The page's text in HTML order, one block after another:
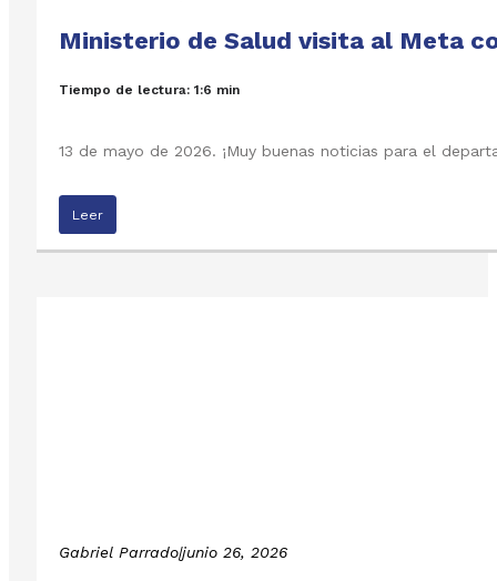
Ministerio de Salud visita al Meta
Tiempo de lectura: 1:6 min
13 de mayo de 2026. ¡Muy buenas noticias para el
Leer
Gabriel Parrado|junio 26, 2026